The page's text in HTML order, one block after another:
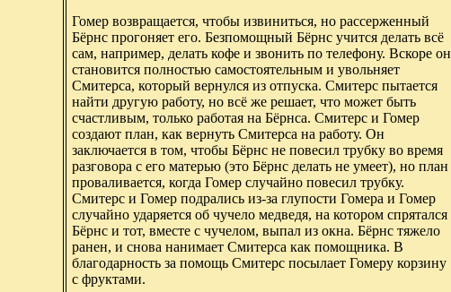
Гомер возвращается, чтобы извиниться, но рассерженный
Бёрнс прогоняет его. Безпомощный Бёрнс учится делать всё
сам, например, делать кофе и звонить по телефону. Вскоре он
становится полностью самостоятельным и увольняет
Смитерса, который вернулся из отпуска. Смитерс пытается
найти другую работу, но всё же решает, что может быть
счастливым, только работая на Бёрнса. Смитерс и Гомер
создают план, как вернуть Смитерса на работу. Он
заключается в том, чтобы Бёрнс не повесил трубку во время
разговора с его матерью (это Бёрнс делать не умеет), но план
проваливается, когда Гомер случайно повесил трубку.
Смитерс и Гомер подрались из-за глупости Гомера и Гомер
случайно ударяется об чучело медведя, на котором спрятался
Бёрнс и тот, вместе с чучелом, выпал из окна. Бёрнс тяжело
ранен, и снова нанимает Смитерса как помощника. В
благодарность за помощь Смитерс посылает Гомеру корзину
с фруктами.